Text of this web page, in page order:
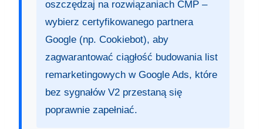
oszczędzaj na rozwiązaniach CMP –
wybierz certyfikowanego partnera
Google (np. Cookiebot), aby
zagwarantować ciągłość budowania list
remarketingowych w Google Ads, które
bez sygnałów V2 przestaną się
poprawnie zapełniać.